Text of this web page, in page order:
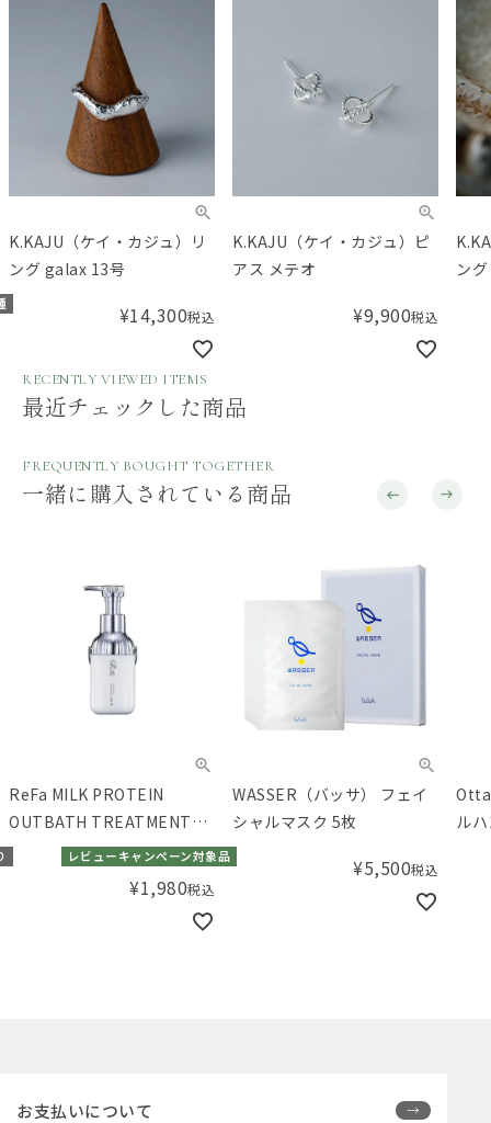
K.KAJU（ケイ・カジュ）リ
ング galax 13号
¥14,300税込
K.KAJU（ケイ・カジュ）ピ
アス メテオ
¥9,900税込
ン
RECENTLY VIEWED ITEMS
最近チェックした商品
FREQUENTLY BOUGHT TOGETHER
一緒に購入されている商品
ReFa MILK PROTEIN
OUTBATH TREATMENT
(リファミルクプロテインア
レビューキャンペーン対象品
¥1,980税込
WASSER（バッサ） フェイ
シャルマスク 5枚
¥5,500税込
Otta
ル
お支払いについて